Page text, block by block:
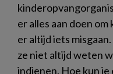
er alles aan doen
er altijd iets
ze niet altijd weten
indienen. Hoe kun